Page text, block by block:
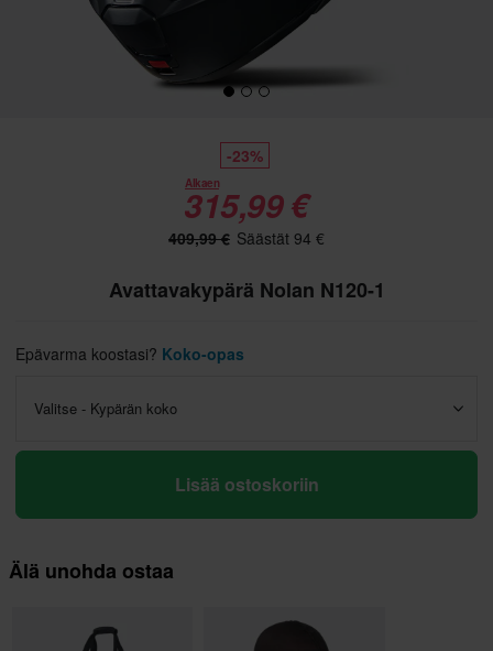
-23%
Alkaen
315,99 €
409,99 € Säästät 94 €
Avattavakypärä Nolan N120-1
Epävarma koostasi? Koko-opas
Valitse - Kypärän koko
Lisää ostoskoriin
Älä unohda ostaa